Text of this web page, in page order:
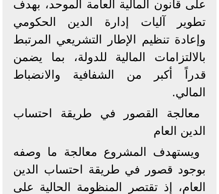
على قانون المالية العامة الموحد، بهدف
تطوير آليات إدارة الدين الحكومي
وإعادة تنظيم الإطار التشريعي المرتبط
بالالتزامات المالية للدولة، بما يضمن
قدراً أكبر من الشفافية والانضباط
المالي.
معالجة القصور في طريقة احتساب
الدين العام
ويستهدف المشروع معالجة ما وصفه
بوجود قصور في طريقة احتساب الدين
العام، إذ تقتصر المنظومة الحالية على